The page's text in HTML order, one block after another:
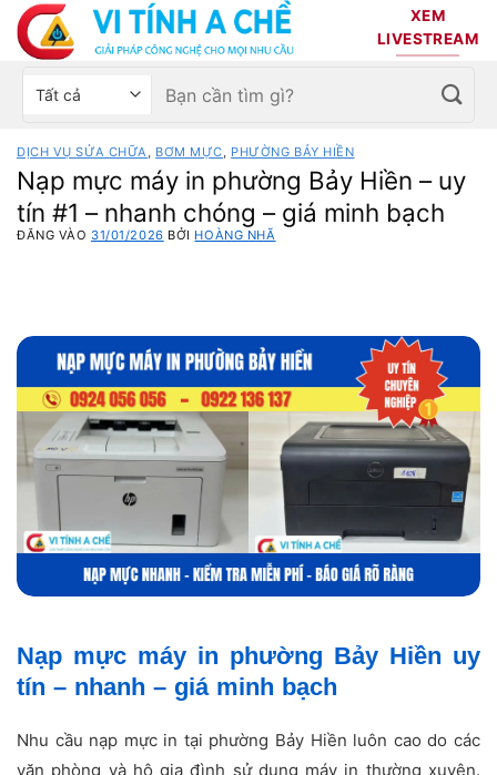
Bỏ
qua
nội
dung
XEM
LIVESTREAM
Chọn
sản
phẩm
Tìm
kiếm:
DỊCH VỤ SỬA CHỮA BƠM MỰC PHƯỜNG BẢY HIỀN
Nạp mực máy in phường Bảy Hiền – uy
tín #1 – nhanh chóng – giá minh bạch
ĐĂNG VÀO 31/01/2026 BỞI HOÀNG NHÃ
Nạp mực máy in phường Bảy Hiền uy
tín – nhanh – giá minh bạch
Nhu cầu nạp mực in tại phường Bảy Hiền luôn cao do các
văn phòng và hộ gia đình sử dụng máy in thường xuyên.